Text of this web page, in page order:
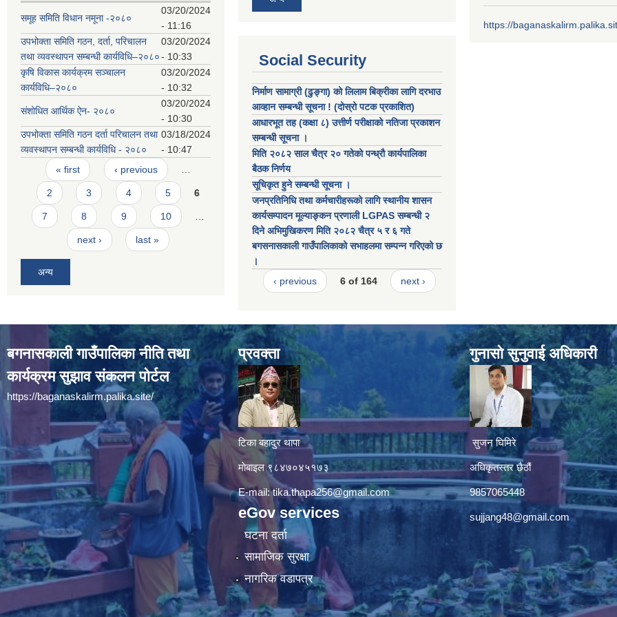
समूह समिति विधान नमूना -२०८०
03/20/2024
- 11:16
उपभोक्ता समिति गठन, दर्ता, परिचालन
तथा व्यवस्थापन सम्बन्धी कार्यविधि–२०८०
03/20/2024
- 10:33
कृषि विकास कार्यक्रम सञ्चालन
कार्यविधि–२०८०
03/20/2024
- 10:32
संशोधित आर्थिक ऐन- २०८०
03/20/2024
- 10:30
उपभोक्ता समिति गठन दर्ता परिचालन तथा
व्यवस्थापन सम्बन्धी कार्यविधि - २०८०
03/18/2024
- 10:47
Pages
« first ‹ previous
2 3 4 5 6
7 8 9 10
next › last »
अन्य
Social Security
निर्माण सामाग्री (ढुङ्गा) को लिलाम बिक्रीका लागि दरभाउ
आव्हान सम्बन्धी सूचना ! (दोस्रो पटक प्रकाशित)
आधारभूत तह (कक्षा ८) उत्तीर्ण परीक्षाको नतिजा प्रकाशन
सम्बन्धी सूचना ।
मिति २०८२ साल चैत्र २० गतेको पन्ध्रौ कार्यपालिका
बैठक निर्णय
सूचिकृत हुने सम्बन्धी सूचना ।
जनप्रतिनिधि तथा कर्मचारीहरूको लागि स्थानीय शासन
कार्यसम्पादन मूल्याङ्कन प्रणाली LGPAS सम्बन्धी २
दिने अभिमुखिकरण मिति २०८२ चैत्र ५ र ६ गते
बगसनासकाली गाउँपालिकाको सभाहलमा सम्पन्न गरिएको छ
।
‹ previous
6 of 164 next ›
https://
बगनासकाली गाउँपालिका नीति तथा
कार्यक्रम सुझाव संकलन पोर्टल
https://baganaskalirm.palika.site/
प्रवक्ता
टिका बहादुर थापा
माे‍बाइल ९८४७०४५१७३
E-mail:tika.thapa256@gmail.com
eGov services
घटना दर्ता
सामाजिक सुरक्षा
नागरिक वडापत्र
गुनासाे सुनुवाई अधिकारी
सुजन घिमिरे
अधिकृतस्तर छैठौं‌
9857065448
sujjang48@gmail.com